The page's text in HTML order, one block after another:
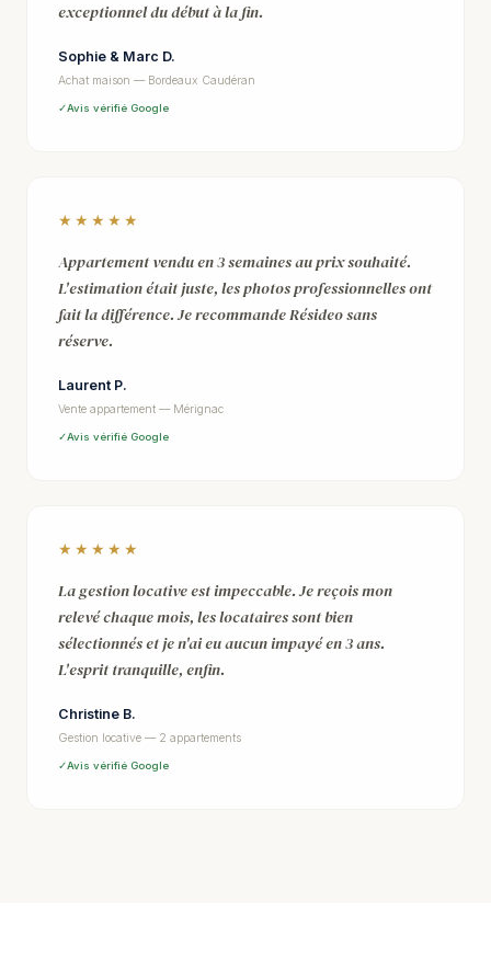
exceptionnel du début à la fin.
Sophie & Marc D.
Achat maison — Bordeaux Caudéran
Avis vérifié Google
★★★★★
Appartement vendu en 3 semaines au prix souhaité.
L'estimation était juste, les photos professionnelles ont
fait la différence. Je recommande Résideo sans
réserve.
Laurent P.
Vente appartement — Mérignac
Avis vérifié Google
★★★★★
La gestion locative est impeccable. Je reçois mon
relevé chaque mois, les locataires sont bien
sélectionnés et je n'ai eu aucun impayé en 3 ans.
L'esprit tranquille, enfin.
Christine B.
Gestion locative — 2 appartements
Avis vérifié Google